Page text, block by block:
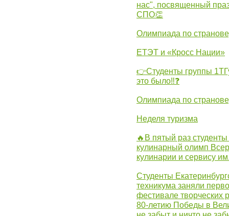
нас", посвященный
СПО👏
Олимпиада по
ЕТЭТ и «Кросс Нации»
👉Студенты группы
это было‼❓
Олимпиада по
Неделя туризма
🔥В пятый раз
кулинарный олимп
кулинарии и сервису
Студенты
техникума заняли
фестивале
80-летию Победы в